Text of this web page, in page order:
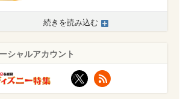
続きを読み込む
シャルアカウント
X